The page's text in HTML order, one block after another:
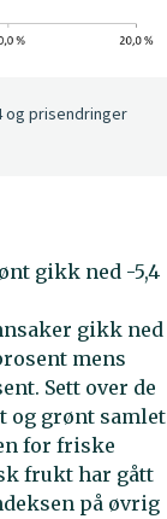
og prisendringer
gikk ned -5,4
gikk ned
mens
Sett over de
og grønt samlet
for friske
frukt har gått
på øvrig